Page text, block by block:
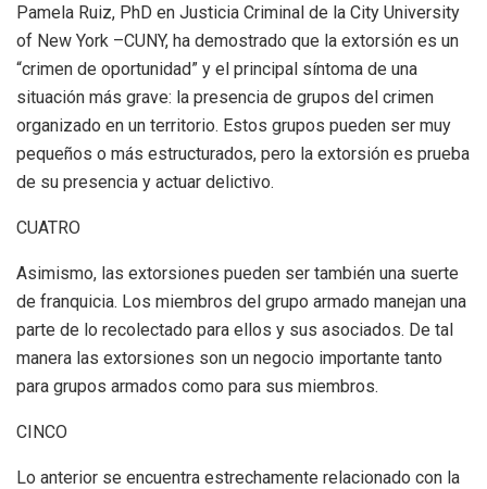
Pamela Ruiz, PhD en Justicia Criminal de la City University
of New York –CUNY, ha demostrado que la extorsión es un
“crimen de oportunidad” y el principal síntoma de una
situación más grave: la presencia de grupos del crimen
organizado en un territorio. Estos grupos pueden ser muy
pequeños o más estructurados, pero la extorsión es prueba
de su presencia y actuar delictivo.
CUATRO
Asimismo, las extorsiones pueden ser también una suerte
de franquicia. Los miembros del grupo armado manejan una
parte de lo recolectado para ellos y sus asociados. De tal
manera las extorsiones son un negocio importante tanto
para grupos armados como para sus miembros.
CINCO
Lo anterior se encuentra estrechamente relacionado con la